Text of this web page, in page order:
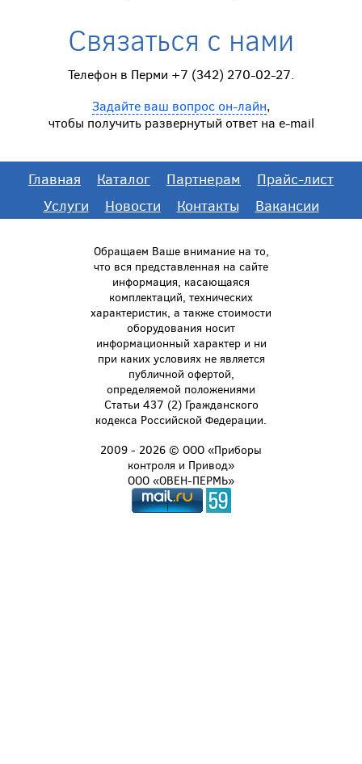
Связаться с нами
Телефон в Перми +7 (342) 270-02-27.
Задайте ваш вопрос он-лайн,
чтобы получить развернутый ответ на e-mail
Главная Каталог Партнерам
Прайс-лист
Услуги
Новости Контакты Вакансии
Обращаем Ваше внимание на то,
что вся представленная на сайте
информация, касающаяся
комплектаций, технических
характеристик, а также стоимости
оборудования носит
информационный характер и ни
при каких условиях не является
публичной офертой,
определяемой положениями
Статьи 437 (2) Гражданского
кодекса Российской Федерации.
2009 - 2026 © ООО «Приборы
контроля и Привод»
ООО «ОВЕН-ПЕРМЬ»